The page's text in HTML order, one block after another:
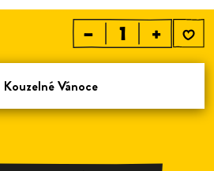
– +
Vánoce